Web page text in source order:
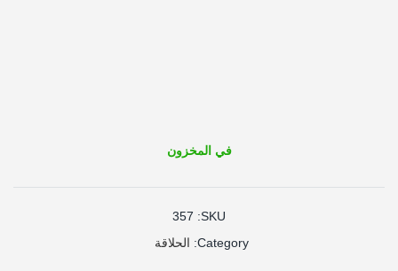
في المخزون
SKU:
357
Category: الحلاقة